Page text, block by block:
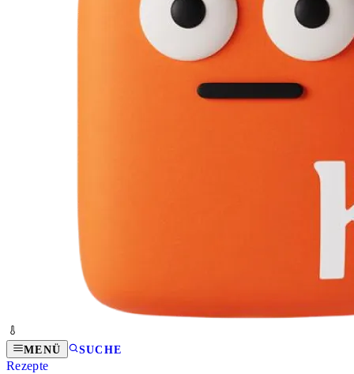
MENÜ SUCHE
Rezepte